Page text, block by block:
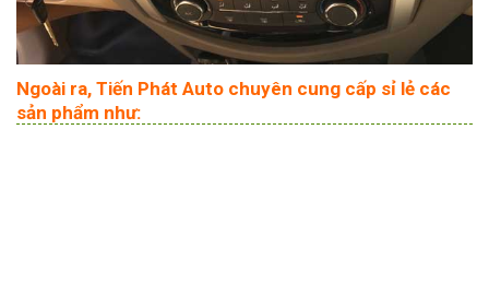
Ngoài ra, Tiến Phát Auto chuyên cung cấp sỉ lẻ các
sản phẩm như: